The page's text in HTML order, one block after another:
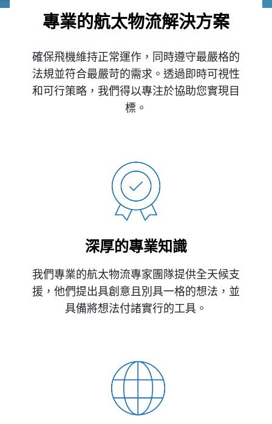
專業的航太物流解決方案
確保飛機維持正常運作，同時遵守最嚴格的
法規並符合最嚴苛的需求。透過即時可視性
和可行策略，我們得以專注於協助您實現目
標。
深厚的專業知識
我們專業的航太物流專家團隊提供全天候支
援，他們提出具創意且別具一格的想法，並
具備將想法付諸實行的工具。